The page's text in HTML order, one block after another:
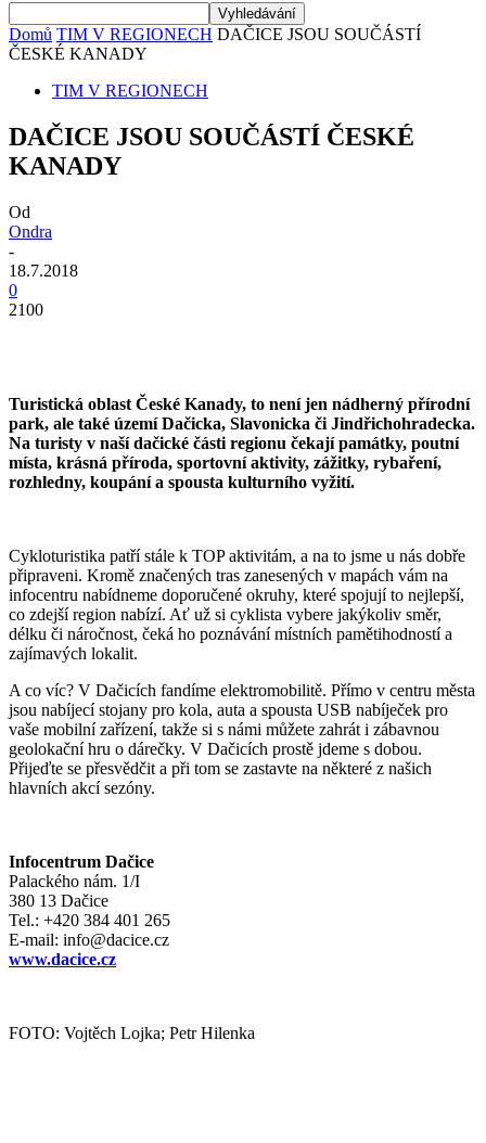
Domů TIM V REGIONECH DAČICE JSOU SOUČÁSTÍ
ČESKÉ KANADY
TIM V REGIONECH
DAČICE JSOU SOUČÁSTÍ ČESKÉ
KANADY
Od
Ondra
-
18.7.2018
0
2100
Turistická oblast České Kanady, to není jen nádherný přírodní
park, ale také území Dačicka, Slavonicka či Jindřichohradecka.
Na turisty v naší dačické části regionu čekají památky, poutní
místa, krásná příroda, sportovní aktivity, zážitky, rybaření,
rozhledny, koupání a spousta kulturního vyžití.
Cykloturistika patří stále k TOP aktivitám, a na to jsme u nás dobře
připraveni. Kromě značených tras zanesených v mapách vám na
infocentru nabídneme doporučené okruhy, které spojují to nejlepší,
co zdejší region nabízí. Ať už si cyklista vybere jakýkoliv směr,
délku či náročnost, čeká ho poznávání místních pamětihodností a
zajímavých lokalit.
A co víc? V Dačicích fandíme elektromobilitě. Přímo v centru města
jsou nabíjecí stojany pro kola, auta a spousta USB nabíječek pro
vaše mobilní zařízení, takže si s námi můžete zahrát i zábavnou
geolokační hru o dárečky. V Dačicích prostě jdeme s dobou.
Přijeďte se přesvědčit a při tom se zastavte na některé z našich
hlavních akcí sezóny.
Infocentrum Dačice
Palackého nám. 1/I
380 13 Dačice
Tel.: +420 384 401 265
E-mail: info@dacice.cz
www.dacice.cz
FOTO: Vojtěch Lojka; Petr Hilenka